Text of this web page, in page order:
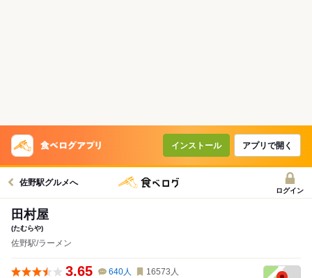
インストール アプリで開く
佐野駅グルメへ
ログイン
田村屋
(たむらや)
佐野駅/ラーメン
3.65 640人 16573 人